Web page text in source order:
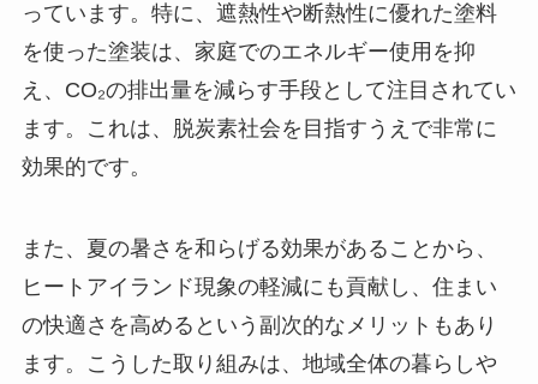
っています。特に、遮熱性や断熱性に優れた塗料
を使った塗装は、家庭でのエネルギー使用を抑
え、CO₂の排出量を減らす手段として注目されてい
ます。これは、脱炭素社会を目指すうえで非常に
効果的です。
また、夏の暑さを和らげる効果があることから、
ヒートアイランド現象の軽減にも貢献し、住まい
の快適さを高めるという副次的なメリットもあり
ます。こうした取り組みは、地域全体の暮らしや